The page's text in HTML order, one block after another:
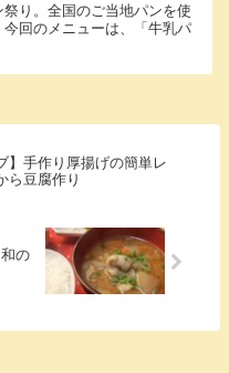
祭り。全国のご当地パンを使
回のメニューは、「牛乳パ
】手作り厚揚げの簡単レ
ら豆腐作り
の